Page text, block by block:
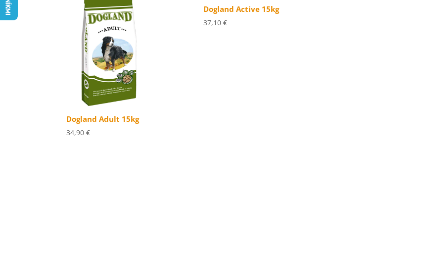
Dogland Adult 15kg
34,90€
Dogland Active 15kg
37,10€